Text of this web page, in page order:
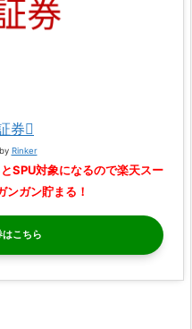
券
Rinker
SPU対象になるので楽天スー
ンガン貯まる！